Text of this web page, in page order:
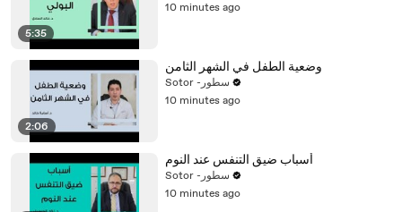
5:35
10 minutes ago
2:06
وضعية الطفل في الشهر الثامن
Sotor -سطور
10 minutes ago
أسباب ضيق التنفس عند النوم
Sotor -سطور
10 minutes ago